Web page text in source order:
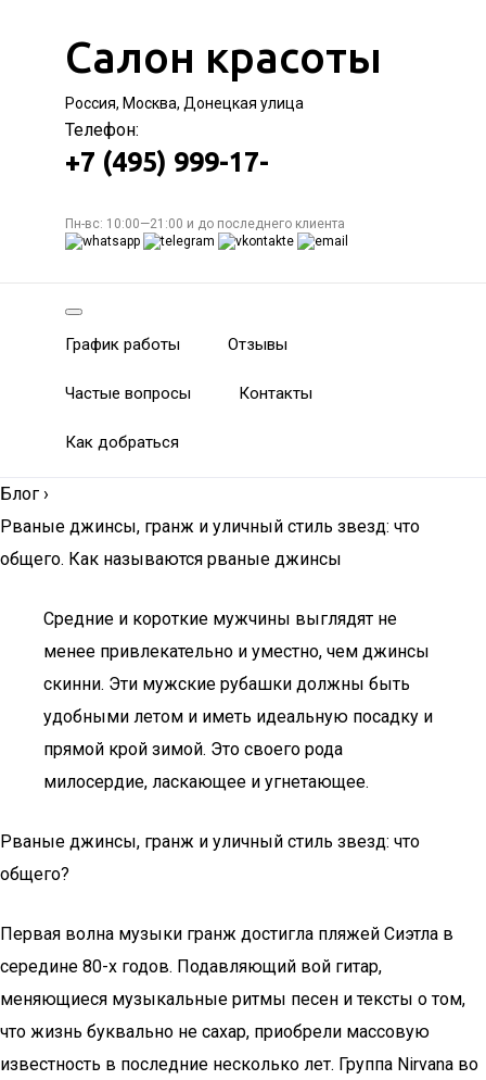
Салон красоты
Россия, Москва, Донецкая улица
Телефон:
+7 (495) 999-17-
Пн-вс: 10:00—21:00 и до последнего клиента
График работы Отзывы
Частые вопросы Контакты
Как добраться
Блог ›
Рваные джинсы, гранж и уличный стиль звезд: что
общего. Как называются рваные джинсы
Средние и короткие мужчины выглядят не
менее привлекательно и уместно, чем джинсы
скинни. Эти мужские рубашки должны быть
удобными летом и иметь идеальную посадку и
прямой крой зимой. Это своего рода
милосердие, ласкающее и угнетающее.
Рваные джинсы, гранж и уличный стиль звезд: что
общего?
Первая волна музыки гранж достигла пляжей Сиэтла в
середине 80-х годов. Подавляющий вой гитар,
меняющиеся музыкальные ритмы песен и тексты о том,
что жизнь буквально не сахар, приобрели массовую
известность в последние несколько лет. Группа Nirvana во